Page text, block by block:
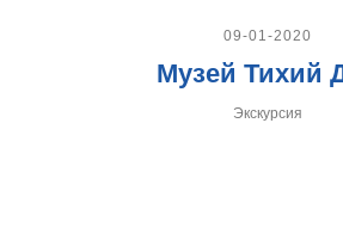
09-01-2020
Музей Тихий
Экскурсия